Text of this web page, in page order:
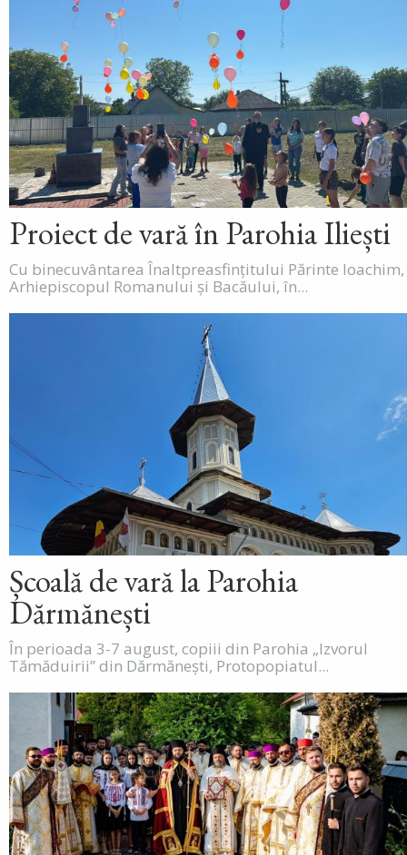
Proiect de vară în Parohia Iliești
Cu binecuvântarea Înaltpreasfințitului Părinte Ioachim,
Arhiepiscopul Romanului și Bacăului, în...
Școală de vară la Parohia
Dărmănești
În perioada 3-7 august, copiii din Parohia „Izvorul
Tămăduirii” din Dărmănești, Protopopiatul...